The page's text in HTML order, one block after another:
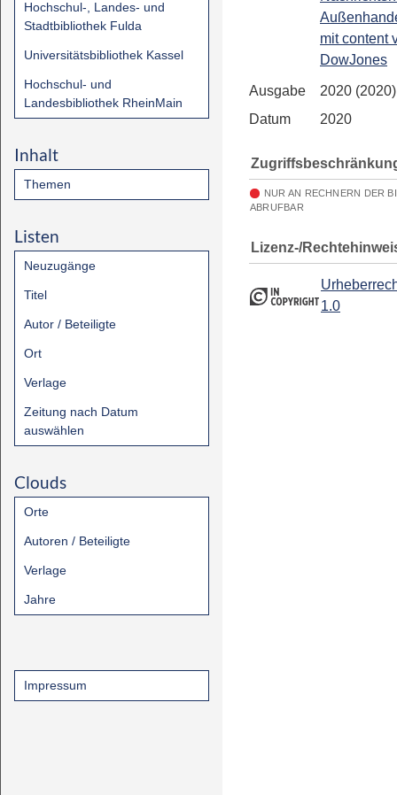
Hochschul-, Landes- und
Stadtbibliothek Fulda
Universitätsbibliothek Kassel
Hochschul- und
Landesbibliothek RheinMain
Inhalt
Themen
Listen
Neuzugänge
Titel
Autor / Beteiligte
Ort
Verlage
Zeitung nach Datum
auswählen
Clouds
Orte
Autoren / Beteiligte
Verlage
Jahre
Impressum
mit content
DowJones
Ausgabe
2020
Datum
2020
NUR AN RECHNERN DER
ABRUFBAR
Lizenz-/
1.0